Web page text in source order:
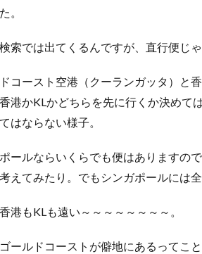
。
索では出てくるんですが、直行便じ
コースト空港（クーランガッタ）と
港かKLかどちらを先に行くか決めて
はならない様子。
ールならいくらでも便はありますの
えてみたり。でもシンガポールには全
港もKLも遠い～～～～～～～～。
ールドコーストが僻地にあるってこ